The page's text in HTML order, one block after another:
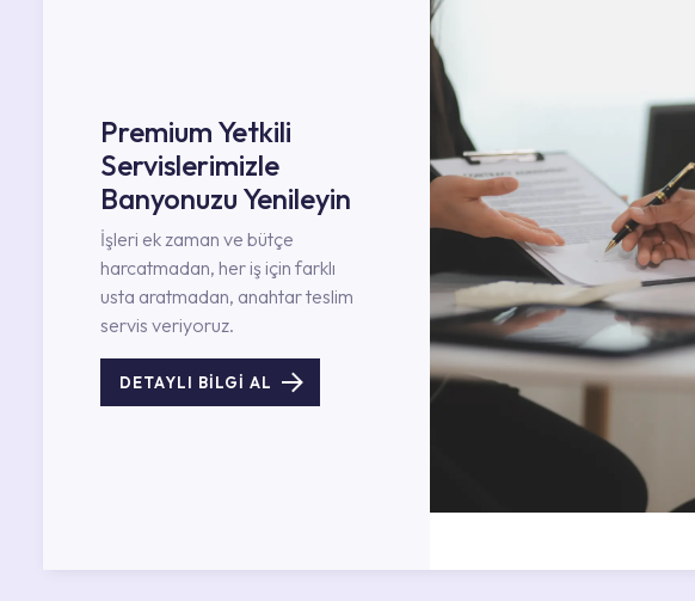
Premium Yetkili
Servislerimizle
Banyonuzu Yenileyin
İşleri ek zaman ve bütçe
harcatmadan, her iş için farklı
usta aratmadan, anahtar teslim
servis veriyoruz.
DETAYLI BİLGİ AL